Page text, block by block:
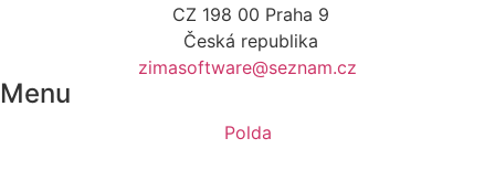
CZ 198 00 Praha 9
Česká republika
zimasoftware@seznam.cz
Menu
Polda